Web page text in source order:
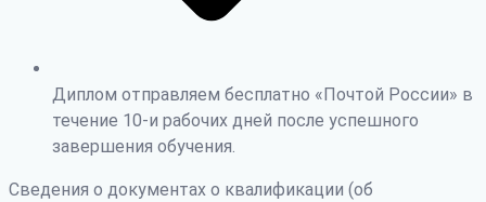
Диплом отправляем бесплатно «Почтой России» в
течение 10-и рабочих дней после успешного
завершения обучения.
Сведения о документах о квалификации (об